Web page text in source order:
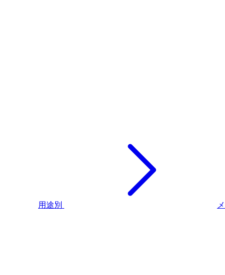
用途別